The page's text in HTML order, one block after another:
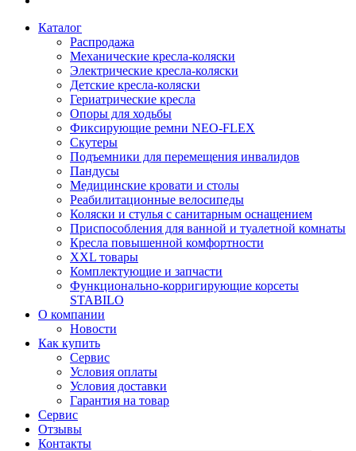
Каталог
Распродажа
Механические кресла-коляски
Электрические кресла-коляски
Детские кресла-коляски
Гериатрические кресла
Опоры для ходьбы
Фиксирующие ремни NEO-FLEX
Скутеры
Подъемники для перемещения инвалидов
Пандусы
Медицинские кровати и столы
Реабилитационные велосипеды
Коляски и стулья с санитарным оснащением
Приспособления для ванной и туалетной комнаты
Кресла повышенной комфортности
XXL товары
Комплектующие и запчасти
Функционально-корригирующие корсеты
STABILO
О компании
Новости
Как купить
Сервис
Условия оплаты
Условия доставки
Гарантия на товар
Сервис
Отзывы
Контакты